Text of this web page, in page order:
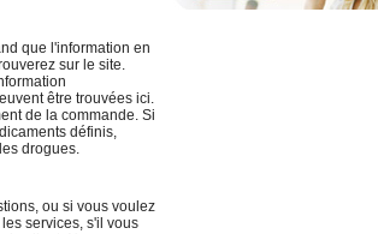
que l'information en
sur le site.
être trouvées ici.
de la commande. Si
définis,
drogues.
ou si vous voulez
services, s'il vous